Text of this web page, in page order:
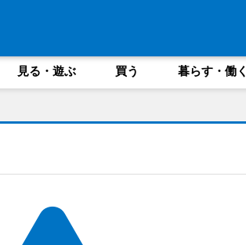
見る・遊ぶ 買う 暮らす・働く